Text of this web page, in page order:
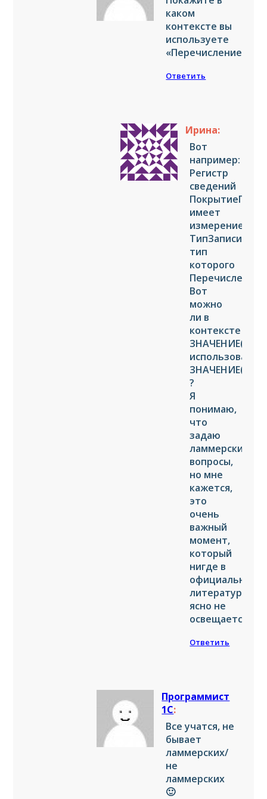
каком
контексте вы
используете
Ответить
Ирина:
Вот
например:
Регистр
сведений
имеет
измерение
ТипЗаписи,
тип
которого
Вот
можно
ли в
контексте
использовать
?
Я
понимаю,
что
задаю
ламмерские
вопросы,
но мне
кажется,
это
очень
важный
момент,
который
нигде в
официальной
литературе
ясно не
освещается.
Ответить
Программист
1С:
Все учатся, не
бывает
ламмерских/
не
ламмерских
🙂